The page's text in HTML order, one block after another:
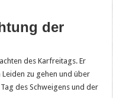
der
des Karfreitags. Er
zu gehen und über
des Schweigens und der